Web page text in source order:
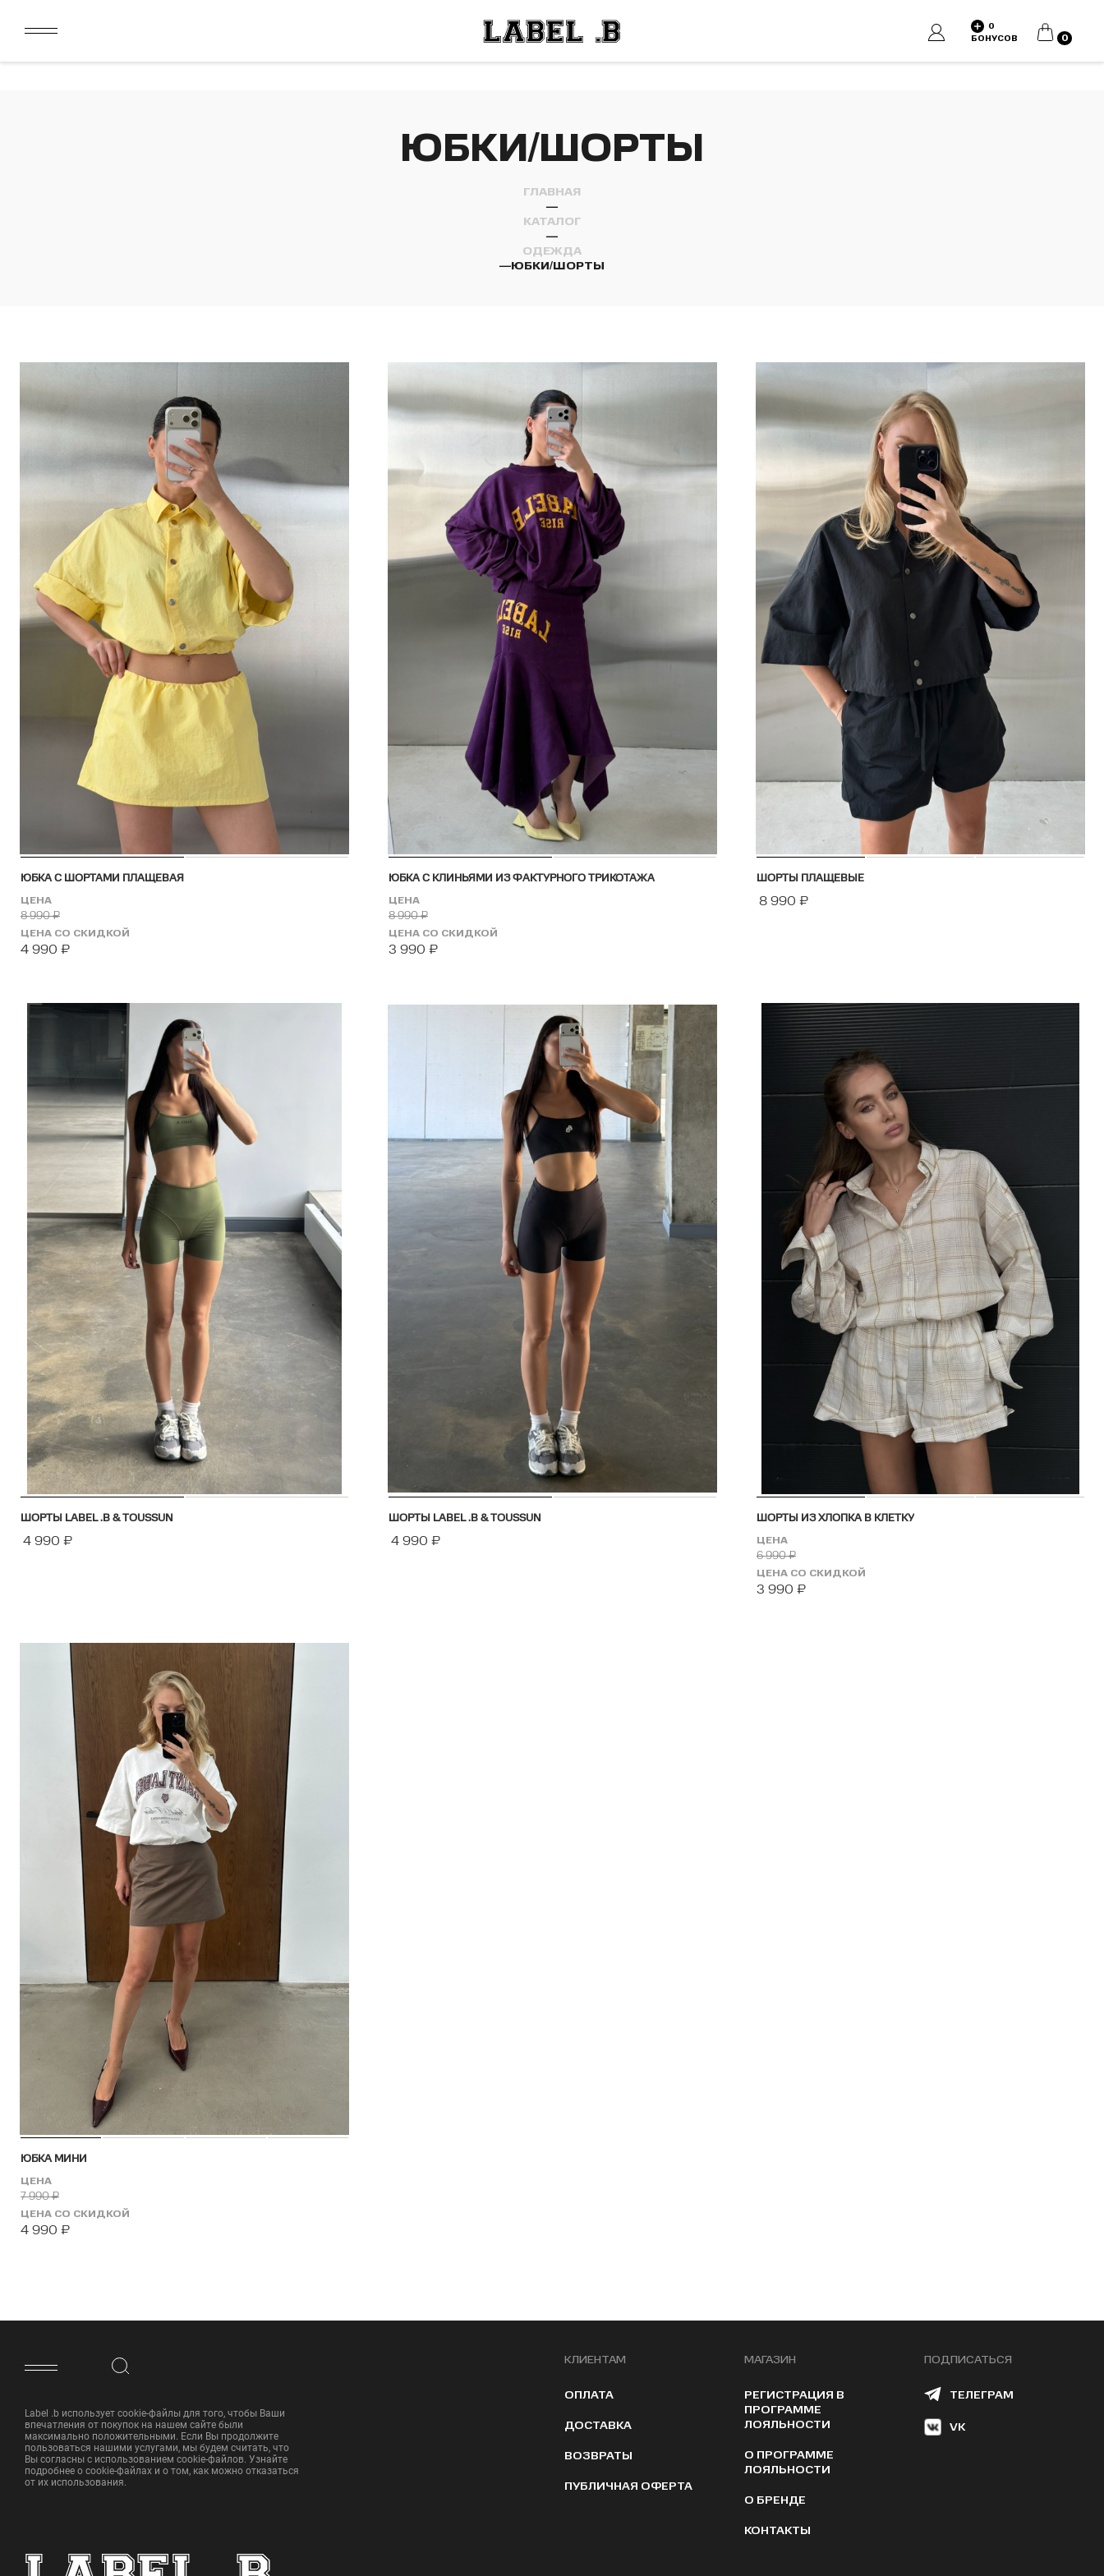
ДАРИМ 2000 БОНУСОВ ЗА СКАЧИВАНИЕ КАРТЫ ЛОЯЛЬНОСТИ
0
БОНУСОВ
КОРЗИНА
0
ЮБКИ/ШОРТЫ
ГЛАВНАЯ
—
КАТАЛОГ
—
ОДЕЖДА
—ЮБКИ/ШОРТЫ
ЮБКА С ШОРТАМИ ПЛАЩЕВАЯ
ЦЕНА
8 990₽
ЦЕНА СО СКИДКОЙ
4 990 ₽
ЮБКА С КЛИНЬЯМИ ИЗ ФАКТУРНОГО ТРИКОТАЖА
ЦЕНА
8 990₽
ЦЕНА СО СКИДКОЙ
3 990 ₽
ШОРТЫ ПЛАЩЕВЫЕ
8 990 ₽
ШОРТЫ LABEL .B & TOUSSUN
4 990 ₽
ШОРТЫ LABEL .B & TOUSSUN
4 990 ₽
ШОРТЫ ИЗ ХЛОПКА В КЛЕТКУ
ЦЕНА
6 990₽
ЦЕНА СО СКИДКОЙ
3 990 ₽
ЮБКА МИНИ
ЦЕНА
7 990₽
ЦЕНА СО СКИДКОЙ
4 990 ₽
ФУТЕР САЙТА
Label .b использует cookie-файлы для того, чтобы Ваши
впечатления от покупок на нашем сайте были
максимально положительными. Если Вы продолжите
пользоваться нашими услугами, мы будем считать, что
Вы согласны с использованием cookie-файлов. Узнайте
подробнее о cookie-файлах и о том, как можно отказаться
от их использования.
КЛИЕНТАМ
ОПЛАТА
ДОСТАВКА
ВОЗВРАТЫ
ПУБЛИЧНАЯ ОФЕРТА
МАГАЗИН
РЕГИСТРАЦИЯ В
ПРОГРАММЕ
ЛОЯЛЬНОСТИ
О ПРОГРАММЕ
ЛОЯЛЬНОСТИ
О БРЕНДЕ
КОНТАКТЫ
ПОДПИСАТЬСЯ
ТЕЛЕГРАМ
VK